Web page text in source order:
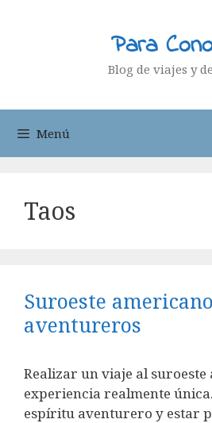
Para
Blog de viajes y
Menú
Taos
Suroeste
aventureros
Realizar un viaje al suroeste
experiencia realmente
espíritu aventurero y estar